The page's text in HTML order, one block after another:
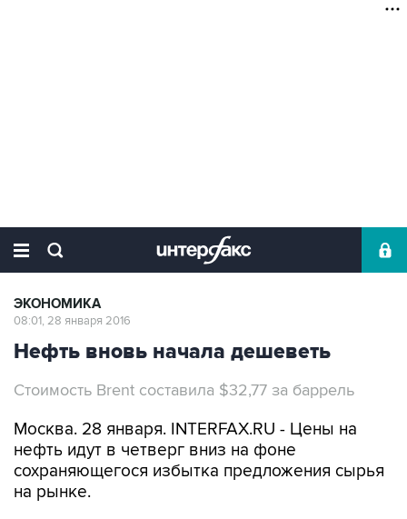
ЭКОНОМИКА
08:01, 28 января 2016
Нефть вновь начала дешеветь
Стоимость Brent составила $32,77 за баррель
Москва. 28 января. INTERFAX.RU - Цены на
нефть идут в четверг вниз на фоне
сохраняющегося избытка предложения сырья
на рынке.